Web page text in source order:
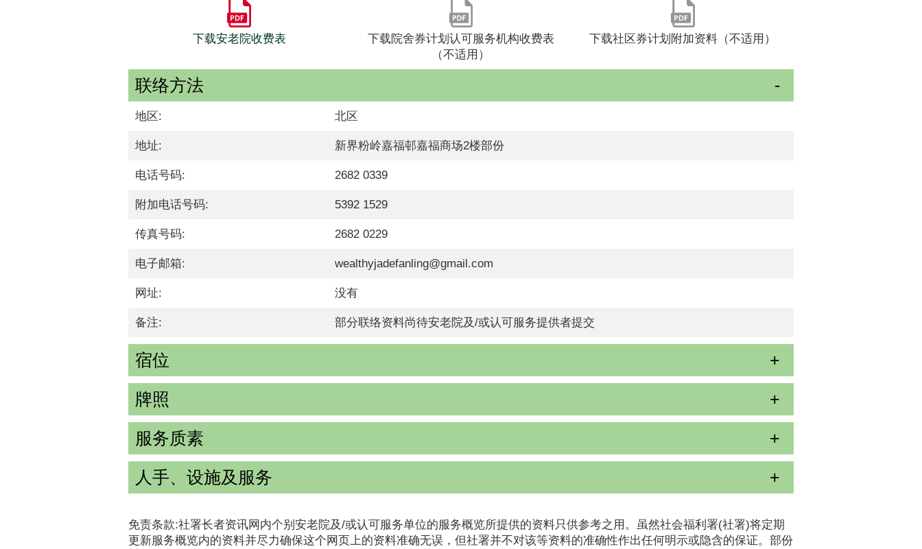
下载安老院收费表
下载院舍券计划认可服务机构收费表
（不适用）
下载社区券计划附加资料（不适用）
联络方法
地区: 北区
地址: 新界粉岭嘉福邨嘉福商场2楼部份
电话号码: 2682 0339
附加电话号码: 5392 1529
传真号码: 2682 0229
电子邮箱: wealthyjadefanling@gmail.com
网址: 没有
备注: 部分联络资料尚待安老院及/或认可服务提供者提交
宿位
牌照
服务质素
人手、设施及服务
免责条款:社署长者资讯网内个别安老院及/或认可服务单位的服务概览所提供的资料只供参考之用。虽然社会福利署(社署)将定期
更新服务概览内的资料并尽力确保这个网页上的资料准确无误，但社署并不对该等资料的准确性作出任何明示或隐含的保证。部份